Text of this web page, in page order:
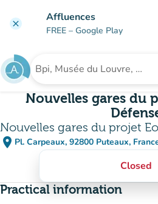
clear Affluences
FREE – Google Play
Search for an institution
Nouvelles gares du
Nouvelles gares du projet
place Pl. Carpeaux, 92800 Puteaux,
(open in Google
(new tab)
Closed
Practical information